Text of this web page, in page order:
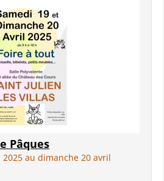
Pâques
au dimanche 20 avril